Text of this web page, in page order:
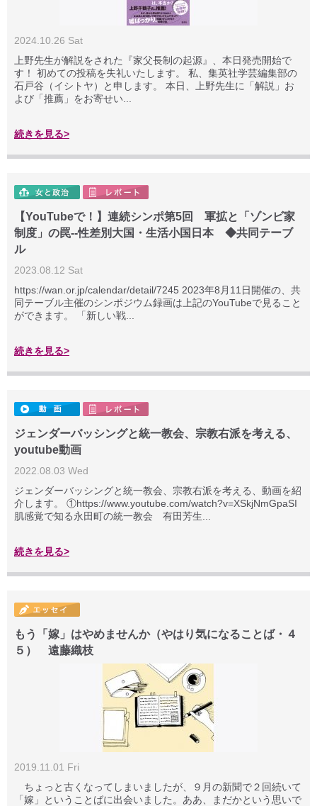
2024.10.26 Sat
上野先生が解説をされた『家父長制の起源』、本日発売開始で
す！ 初めての投稿を失礼いたします。 私、集英社学芸編集部の
石戸谷（イシトヤ）と申します。 本日、上野先生に「解説」お
よび「推薦」をお寄せい...
続きを見る>
【YouTubeで！】連続シンポ第5回 軍拡と「ゾンビ家
制度」の罠--性差別大国・生活小国日本 ◆共同テーブ
ル
2023.08.12 Sat
https://wan.or.jp/calendar/detail/7245 2023年8月11日開催の、共
同テーブル主催のシンポジウム録画は上記のYouTubeで見ること
ができます。 「新しい戦...
続きを見る>
ジェンダーバッシングと統一教会、宗教右派を考える、
youtube動画
2022.08.03 Wed
ジェンダーバッシングと統一教会、宗教右派を考える、動画を紹
介します。 ①https://www.youtube.com/watch?v=XSkjNmGpaSI
肌感覚で知る永田町の統一教会 有田芳生...
続きを見る>
もう「嫁」はやめませんか（やはり気になることば・４
５） 遠藤織枝
2019.11.01 Fri
ちょっと古くなってしまいましたが、９月の新聞で２回続いて
「嫁」ということばに出会いました。ああ、まだかという思いで